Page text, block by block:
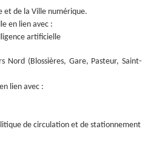
et de la Ville numérique.
en lien avec :
artificielle
Nord (Blossières, Gare, Pasteur, Saint-
lien avec :
de circulation et de stationnement